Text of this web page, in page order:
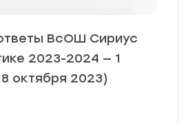
ВсОШ Сириус
2023-2024 — 1
октября 2023)